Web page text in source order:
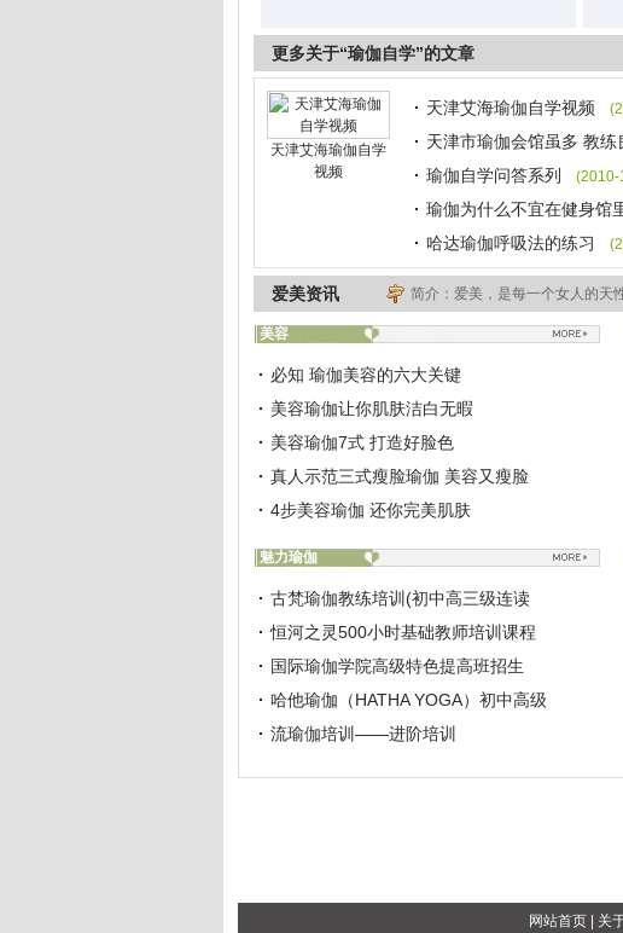
更多关于“瑜伽自学”的文章
天津艾海瑜伽自学
视频
天津艾海瑜伽自学视频
天津市瑜伽会馆虽多 教练
瑜伽自学问答系列 (2010-
瑜伽为什么不宜在健身馆
哈达瑜伽呼吸法的练习
爱美资讯 简介：爱美，是每一个女人的天
美容
必知 瑜伽美容的六大关键
美容瑜伽让你肌肤洁白无暇
美容瑜伽7式 打造好脸色
真人示范三式瘦脸瑜伽 美容又瘦脸
4步美容瑜伽 还你完美肌肤
魅力瑜伽
古梵瑜伽教练培训(初中高三级连读
恒河之灵500小时基础教师培训课程
国际瑜伽学院高级特色提高班招生
哈他瑜伽（HATHA YOGA）初中高级
流瑜伽培训——进阶培训
网站首页| 关